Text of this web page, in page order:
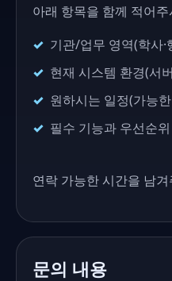
아래 항목을 함께 적어
기관/업무 영역(학사
현재 시스템 환경(서
원하시는 일정(가능
필수 기능과 우선순위
연락 가능한 시간을 남
문의 내용